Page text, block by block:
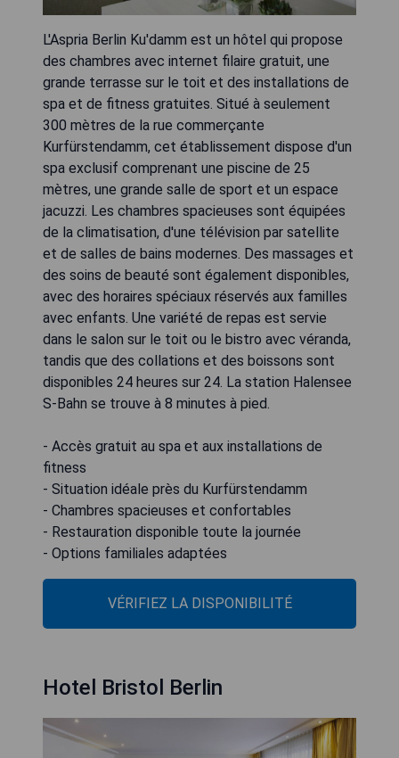
L'Aspria Berlin Ku'damm est un hôtel qui propose
des chambres avec internet filaire gratuit, une
grande terrasse sur le toit et des installations de
spa et de fitness gratuites. Situé à seulement
300 mètres de la rue commerçante
Kurfürstendamm, cet établissement dispose d'un
spa exclusif comprenant une piscine de 25
mètres, une grande salle de sport et un espace
jacuzzi. Les chambres spacieuses sont équipées
de la climatisation, d'une télévision par satellite
et de salles de bains modernes. Des massages et
des soins de beauté sont également disponibles,
avec des horaires spéciaux réservés aux familles
avec enfants. Une variété de repas est servie
dans le salon sur le toit ou le bistro avec véranda,
tandis que des collations et des boissons sont
disponibles 24 heures sur 24. La station Halensee
S-Bahn se trouve à 8 minutes à pied.
- Accès gratuit au spa et aux installations de
fitness
- Situation idéale près du Kurfürstendamm
- Chambres spacieuses et confortables
- Restauration disponible toute la journée
- Options familiales adaptées
VÉRIFIEZ LA DISPONIBILITÉ
Hotel Bristol Berlin